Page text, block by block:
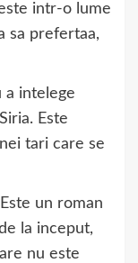
intr-o lume
sa prefertaa,
a intelege
Este
tari care se
un roman
la inceput,
nu este